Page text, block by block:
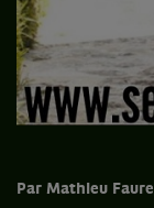
Par Mathieu Faure